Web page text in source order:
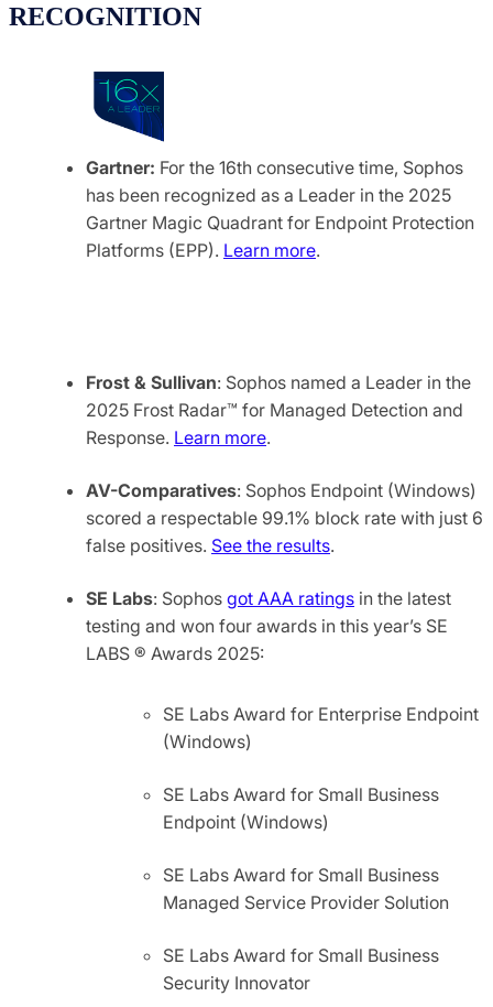
RECOGNITION
Gartner: For the 16th consecutive time, Sophos
has been recognized as a Leader in the 2025
Gartner Magic Quadrant for Endpoint Protection
Platforms (EPP). Learn more.
Frost & Sullivan: Sophos named a Leader in the
2025 Frost Radar™ for Managed Detection and
Response. Learn more.
AV-Comparatives: Sophos Endpoint (Windows)
scored a respectable 99.1% block rate with just 6
false positives. See the results.
SE Labs: Sophos got AAA ratings in the latest
testing and won four awards in this year’s SE
LABS ® Awards 2025:
SE Labs Award for Enterprise Endpoint
(Windows)
SE Labs Award for Small Business
Endpoint (Windows)
SE Labs Award for Small Business
Managed Service Provider Solution
SE Labs Award for Small Business
Security Innovator